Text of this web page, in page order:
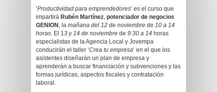
‘Productividad para emprendedores‘ es el curso que
impartirá Rubén Martínez, potenciador de negocios
GENION , la mañana del 12 de noviembre de 10 a 14
horas. El 13 y 14 de noviembre de 9:30 a 14 horas
especialistas de la Agencia Local y Jovempa
conducirán el taller ‘Crea tu empresa‘ en el que los
asistentes diseñarán un plan de empresa y
aprenderán a buscar financiación y subvenciones y las
formas jurídicas, aspectos fiscales y contratación
laboral.